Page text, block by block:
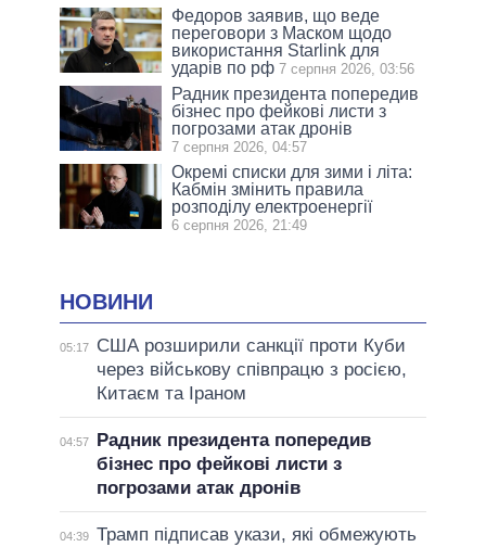
Федоров заявив, що веде
переговори з Маском щодо
використання Starlink для
ударів по рф 7 серпня 2026, 03:56
Радник президента попередив
бізнес про фейкові листи з
погрозами атак дронів
7 серпня 2026, 04:57
Окремі списки для зими і літа:
Кабмін змінить правила
розподілу електроенергії
6 серпня 2026, 21:49
НОВИНИ
05:17
США розширили санкції проти Куби
через військову співпрацю з росією,
Китаєм та Іраном
04:57
Радник президента попередив
бізнес про фейкові листи з
погрозами атак дронів
04:39 Трамп підписав укази, які обмежують